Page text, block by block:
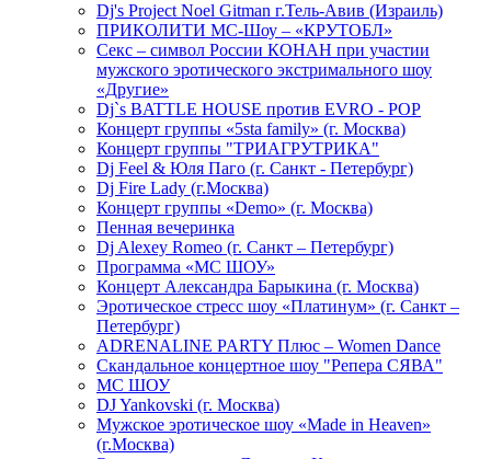
Dj's Project Noel Gitman г.Тель-Авив (Израиль)
ПРИКОЛИТИ МС-Шоу – «КРУТОБЛ»
Секс – символ России КОНАН при участии
мужского эротического экстримального шоу
«Другие»
Dj`s BATTLE HOUSE против EVRO - POP
Концерт группы «5sta family» (г. Москва)
Концерт группы "ТРИАГРУТРИКА"
Dj Feel & Юля Паго (г. Санкт - Петербург)
Dj Fire Lady (г.Москва)
Концерт группы «Demo» (г. Москва)
Пенная вечеринка
Dj Alexey Romeo (г. Санкт – Петербург)
Программа «МС ШОУ»
Концерт Александра Барыкина (г. Москва)
Эротическое стресс шоу «Платинум» (г. Санкт –
Петербург)
ADRENALINE PARTY Плюс – Women Dance
Скандальное концертное шоу "Репера СЯВА"
МС ШОУ
DJ Yankovski (г. Москва)
Мужское эротическое шоу «Made in Heaven»
(г.Москва)